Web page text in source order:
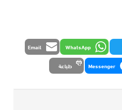
WhatsApp
Email
Messenger طباعة